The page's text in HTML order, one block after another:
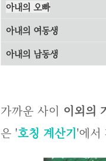
아내의 오빠
아내의 여동생
아내의 남동생
가까운 사이 이외의
은 '호칭 계산기'에서